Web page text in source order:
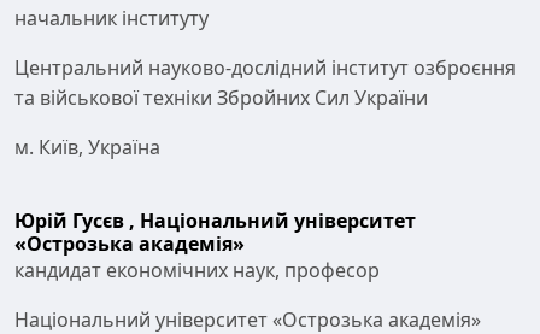
начальник інституту
Центральний науково-дослідний інститут озброєння
та військової техніки Збройних Сил України
м. Київ, Україна
Юрій Гусєв , Національний університет
«Острозька академія»
кандидат економічних наук, професор
Національний університет «Острозька академія»